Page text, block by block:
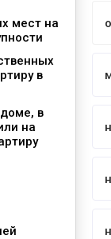
мест на
в
в
на